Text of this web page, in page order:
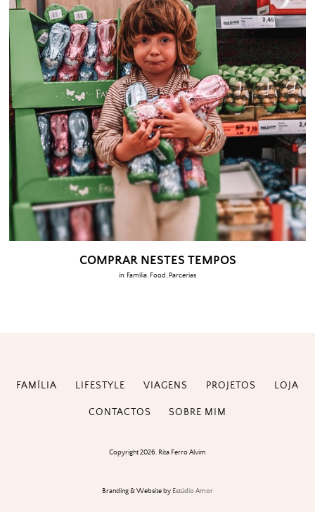
COMPRAR NESTES TEMPOS
in: Família Food Parcerias
FAMÍLIA LIFESTYLE VIAGENS PROJETOS LOJA
CONTACTOS SOBRE MIM
Copyright 2026. Rita Ferro Alvim
Branding & Website by Estúdio Amor